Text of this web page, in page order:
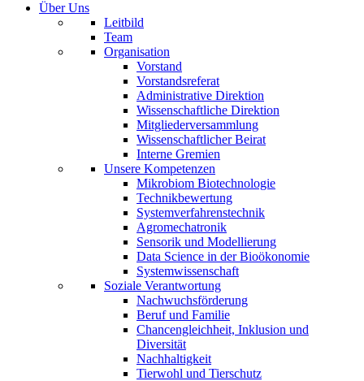
Über Uns
Leitbild
Team
Organisation
Vorstand
Vorstandsreferat
Administrative Direktion
Wissenschaftliche Direktion
Mitgliederversammlung
Wissenschaftlicher Beirat
Interne Gremien
Unsere Kompetenzen
Mikrobiom Biotechnologie
Technikbewertung
Systemverfahrenstechnik
Agromechatronik
Sensorik und Modellierung
Data Science in der Bioökonomie
Systemwissenschaft
Soziale Verantwortung
Nachwuchsförderung
Beruf und Familie
Chancengleichheit, Inklusion und
Diversität
Nachhaltigkeit
Tierwohl und Tierschutz